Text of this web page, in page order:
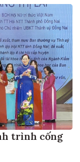
trình cống